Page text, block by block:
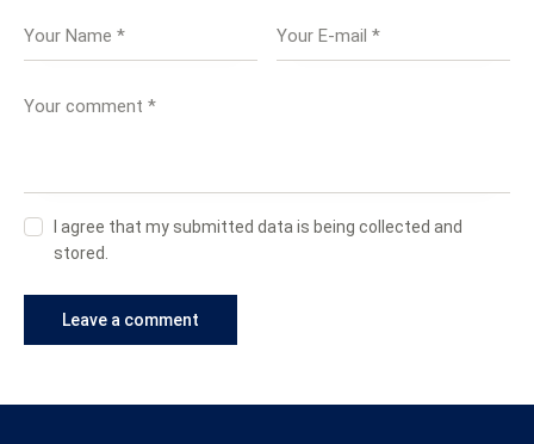
I agree that my submitted data is being collected and
stored.